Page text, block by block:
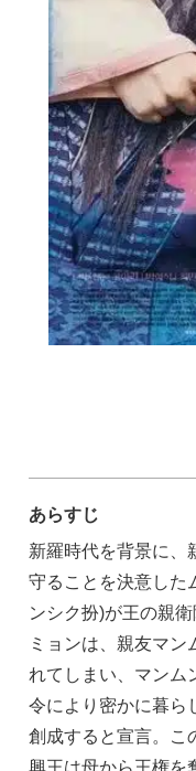
あらすじ
新羅時代を背景に、
守ることを決意した
ンシク扮)が王の親
ミョンは、親友マ
れてしまい、マンム
令により密かに暮ら
創成すると宣言。こ
興王は母から王権を